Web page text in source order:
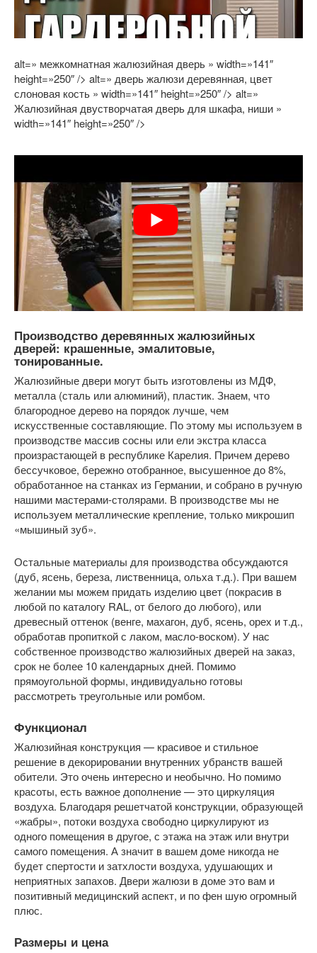
alt=» межкомнатная жалюзийная дверь » width=»141″
height=»250″ /> alt=» дверь жалюзи деревянная, цвет
слоновая кость » width=»141″ height=»250″ /> alt=»
Жалюзийная двустворчатая дверь для шкафа, ниши »
width=»141″ height=»250″ />
Производство деревянных жалюзийных
дверей: крашенные, эмалитовые,
тонированные.
Жалюзийные двери могут быть изготовлены из МДФ,
металла (сталь или алюминий), пластик. Знаем, что
благородное дерево на порядок лучше, чем
искусственные составляющие. По этому мы используем в
производстве массив сосны или ели экстра класса
произрастающей в республике Карелия. Причем дерево
бессучковое, бережно отобранное, высушенное до 8%,
обработанное на станках из Германии, и собрано в ручную
нашими мастерами-столярами. В производстве мы не
используем металлические крепление, только микрошип
«мышиный зуб».
Остальные материалы для производства обсуждаются
(дуб, ясень, береза, лиственница, ольха т.д.). При вашем
желании мы можем придать изделию цвет (покрасив в
любой по каталогу RAL, от белого до любого), или
древесный оттенок (венге, махагон, дуб, ясень, орех и т.д.,
обработав пропиткой с лаком, масло-воском). У нас
собственное производство жалюзийных дверей на заказ,
срок не более 10 календарных дней. Помимо
прямоугольной формы, индивидуально готовы
рассмотреть треугольные или ромбом.
Функционал
Жалюзийная конструкция — красивое и стильное
решение в декорировании внутренних убранств вашей
обители. Это очень интересно и необычно. Но помимо
красоты, есть важное дополнение — это циркуляция
воздуха. Благодаря решетчатой конструкции, образующей
«жабры», потоки воздуха свободно циркулируют из
одного помещения в другое, с этажа на этаж или внутри
самого помещения. А значит в вашем доме никогда не
будет спертости и затхлости воздуха, удушающих и
неприятных запахов. Двери жалюзи в доме это вам и
позитивный медицинский аспект, и по фен шую огромный
плюс.
Размеры и цена